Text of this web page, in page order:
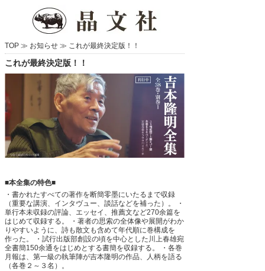
TOP ≫ お知らせ ≫ これが最終決定版！！
これが最終決定版！！
■本全集の特色■
・書かれたすべての著作を断簡零墨にいたるまで収録
（重要な講演、インタヴュー、談話などを補った）。
・
単行本未収録の評論、エッセイ、推薦文など270余篇を
はじめて収録する。
・著者の思索の全体像や展開がわか
りやすいように、詩も散文も含めて年代順に巻構成を
作った。
・試行出版部創設の頃を中心とした川上春雄宛
全書簡150余通をはじめとする書簡を収録する。
・各巻
月報は、第一級の執筆陣が吉本隆明の作品、人柄を語る
（各巻２～３名）。